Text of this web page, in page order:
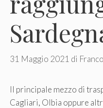
31 Maggio 2021 di
Il principale mezzo di
Cagliari, Olbia oppure